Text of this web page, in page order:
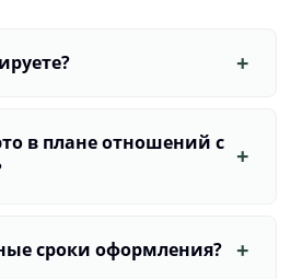
в плане отношений с
сроки оформления?